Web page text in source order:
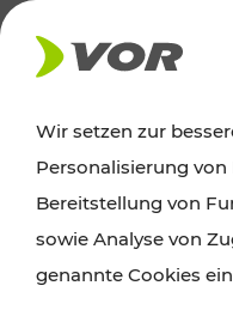
NEWS
VOR-
Pölten:
Wir setzen zur
Personalisierung
Bereitstellung von
sowie Analyse von
genannte Cookies